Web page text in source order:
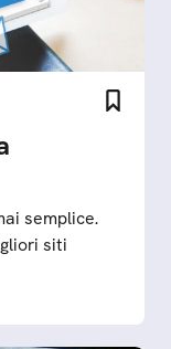
semplice.
siti